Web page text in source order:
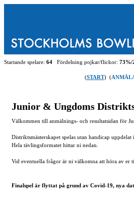
Junior & Ungdoms
Välkommen till anmälnings- och resultatsidan för
Distriktsmästerskapet spelas utan handicap uppdelat
Hela tävlingsformatet hittar ni nedan.
Vid eventuella frågor är ni välkomna att höra av er
Finalspel är flyttat på grund av Covid-19, nya
Startande spelare: 64 Fördelning pojkar/flickor: 73%/
(START) (